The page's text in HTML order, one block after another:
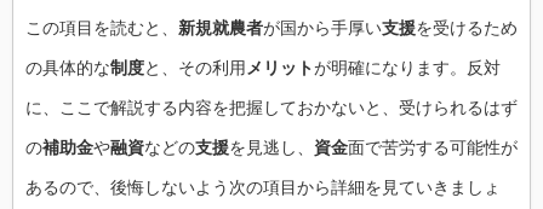
この項目を読むと、 新規就農者が国から手厚い支援を受けるため
の具体的な制度と、その利用 メリットが明確になります。反対
に、ここで解説する内容を把握しておかないと、受けられるはず
の補助金や融資などの支援を見逃し、 資金面で苦労する可能性が
あるので、後悔しないよう次の項目から詳細を見ていきましょ